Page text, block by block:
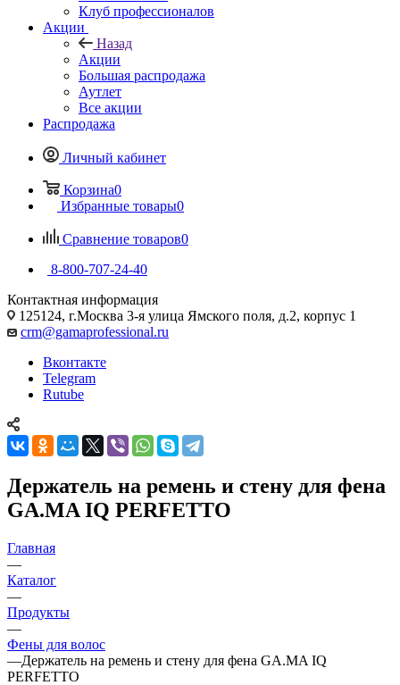
Клуб профессионалов
Акции
Назад
Акции
Большая распродажа
Аутлет
Все акции
Распродажа
Личный кабинет
Корзина0
Избранные товары0
Сравнение товаров0
8-800-707-24-40
Контактная информация
125124, г.Москва 3-я улица Ямского поля, д.2, корпус 1
crm@gamaprofessional.ru
Вконтакте
Telegram
Rutube
Держатель на ремень и стену для фена
GA.MA IQ PERFETTO
Главная
—
Каталог
—
Продукты
—
Фены для волос
—Держатель на ремень и стену для фена GA.MA IQ
PERFETTO